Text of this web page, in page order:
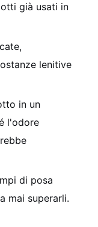
già usati in
lenitive
in un
l'odore
di posa
mai superarli.